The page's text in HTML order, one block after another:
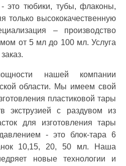
это тюбики, тубы, флаконы,
только высококачественную
– производство
от 5 мл до 100 мл. Услуга
нашей компании
области. Мы имеем свой
пластиковой тары
экструзией с раздувом из
для изготовления тары
- это блок-тара 6
10,15, 20, 50 мл. Наша
новые технологии и